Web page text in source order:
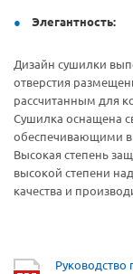
Элегантность:
Дизайн сушилки
отверстия
рассчитанным для
Сушилка оснащена
обеспечивающими
Высокая степень
высокой степени
качества и
Руководство